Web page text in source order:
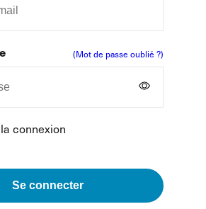
(Mot de passe oublié ?)
connexion
Se connecter